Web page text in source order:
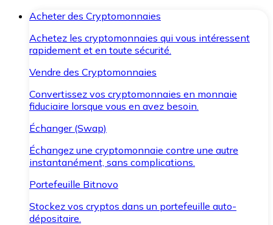
Acheter des Cryptomonnaies
Achetez les cryptomonnaies qui vous intéressent
rapidement et en toute sécurité.
Vendre des Cryptomonnaies
Convertissez vos cryptomonnaies en monnaie
fiduciaire lorsque vous en avez besoin.
Échanger (Swap)
Échangez une cryptomonnaie contre une autre
instantanément, sans complications.
Portefeuille Bitnovo
Stockez vos cryptos dans un portefeuille auto-
dépositaire.